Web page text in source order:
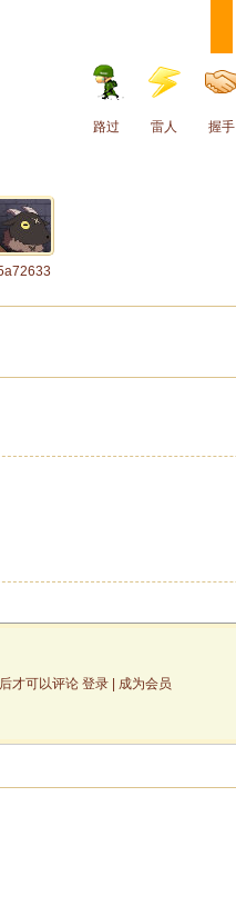
路过 雷人 握手
才可以评论登录 成为会员